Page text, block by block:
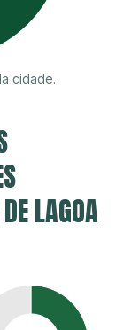
cidade.
LAGOA